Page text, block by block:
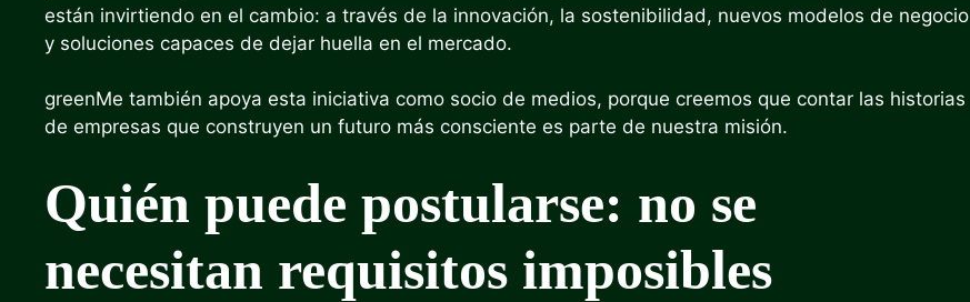
están invirtiendo en el cambio: a través de la innovación, la sostenibilidad, nuevos modelos de negocio
y soluciones capaces de dejar huella en el mercado.
greenMe también apoya esta iniciativa como socio de medios, porque creemos que contar las historias
de empresas que construyen un futuro más consciente es parte de nuestra misión.
Quién puede postularse: no se
necesitan requisitos imposibles